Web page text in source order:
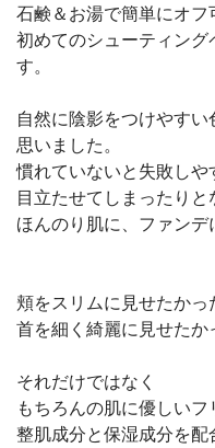
石鹸＆お湯で簡単にオフ
初めてのシューティング
す。
自然に陰影をつけやす
思いました。
慣れていないと失敗しや
目立たせてしまったり
ほんのり肌に、ファン
頬をスリムに見せたかっ
首を細く綺麗に見せたか
それだけではなく
もちろんの肌に優しいフ
整肌成分と保湿成分を